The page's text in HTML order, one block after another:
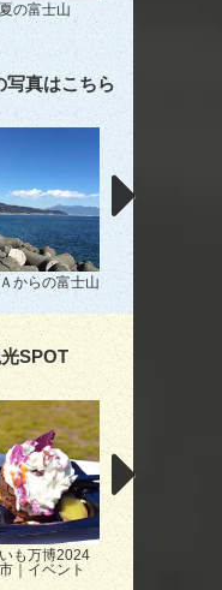
の富士山
写真はこちら
からの富士山
SPOT
も万博2024
市｜イベント
ふじのくに地球
ミュージアム｜
｜美術館